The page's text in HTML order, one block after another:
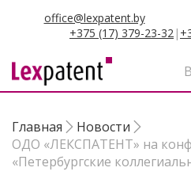
office@lexpatent.by
+375 (17) 379-23-32 |
Главная
Новости
ОДО «ЛЕКСПАТЕНТ» на
«Петербургские